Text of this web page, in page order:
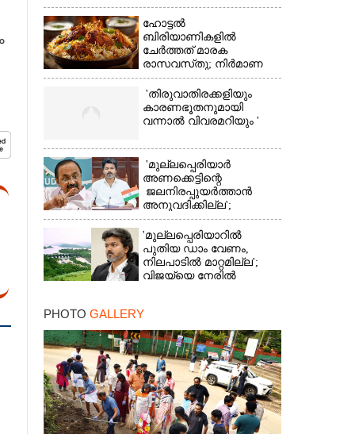
ഹൈക്കോടതിയുടെ
പ്രശംസ
ഹോട്ടൽ
ബിരിയാണികളിൽ
ചേർത്തത് മാരക
രാസവസ്‌തു; നിർമാണ
യൂണിറ്റിൽ എലികാഷ്‌ടവും
കുപ്പിച്ചില്ലും
'തിരുവാതിരക്കളിയും
കാരണഭൂതനുമായി
വന്നാൽ വിവരമറിയും '
'മുല്ലപ്പെരിയാർ
അണക്കെട്ടിന്റെ
ജലനിരപ്പുയർത്താൻ
അനുവദിക്കില്ല';
തമിഴ്‌നാട്
സർക്കാരിനെതിരെ കേരളം
'മുല്ലപ്പെരിയാറിൽ
പുതിയ ഡാം വേണം,
നിലപാടിൽ മാറ്റമില്ല';
വിജയ്‌യെ നേരിൽ
PHOTO GALLERY
×